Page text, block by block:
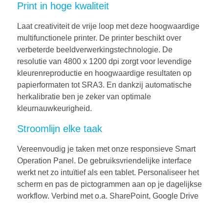
Print in hoge kwaliteit
Laat creativiteit de vrije loop met deze hoogwaardige
multifunctionele printer. De printer beschikt over
verbeterde beeldverwerkingstechnologie. De
resolutie van 4800 x 1200 dpi zorgt voor levendige
kleurenreproductie en hoogwaardige resultaten op
papierformaten tot SRA3. En dankzij automatische
herkalibratie ben je zeker van optimale
kleurnauwkeurigheid.
Stroomlijn elke taak
Vereenvoudig je taken met onze responsieve Smart
Operation Panel. De gebruiksvriendelijke interface
werkt net zo intuïtief als een tablet. Personaliseer het
scherm en pas de pictogrammen aan op je dagelijkse
workflow. Verbind met o.a. SharePoint, Google Drive